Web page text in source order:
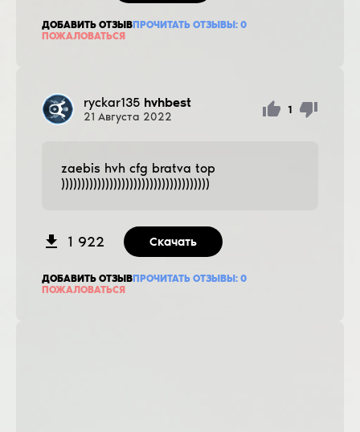
ДОБАВИТЬ ОТЗЫВПРОЧИТАТЬ ОТЗЫВЫ: 0
ПОЖАЛОВАТЬСЯ
ryckar135 hvhbest
21 Августа 2022
1
zaebis hvh cfg bratva top
)))))))))))))))))))))))))))))))))))))
1 922 Скачать
ДОБАВИТЬ ОТЗЫВПРОЧИТАТЬ ОТЗЫВЫ: 0
ПОЖАЛОВАТЬСЯ